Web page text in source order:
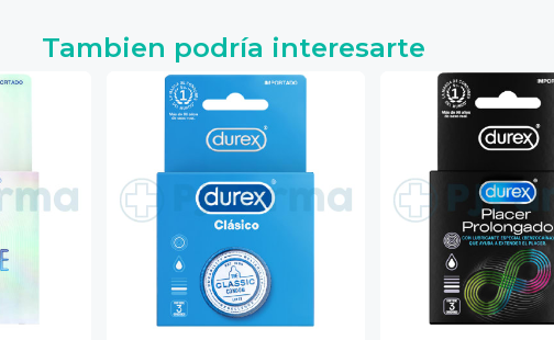
Tambien podría interesarte